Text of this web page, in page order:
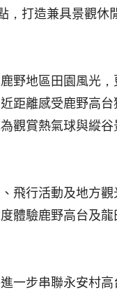
，打造兼具景觀休
野地區田園風光
距離感受鹿野高
觀賞熱氣球與縱
飛行活動及地方
體驗鹿野高台及龍
一步串聯永安村